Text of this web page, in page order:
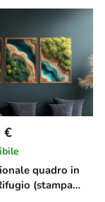
quadro in
(stampa
€